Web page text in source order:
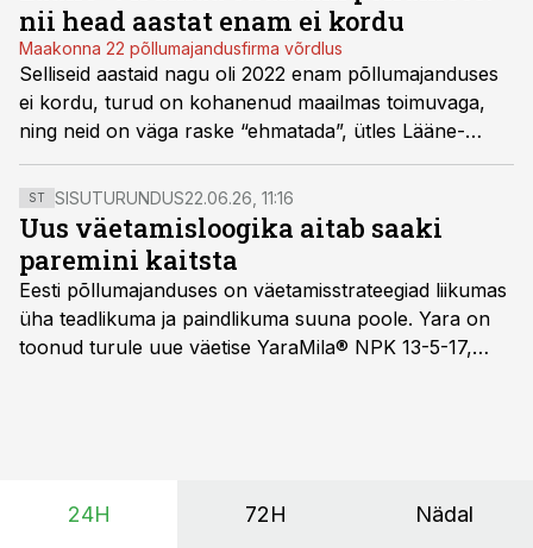
nii head aastat enam ei kordu
Maakonna 22 põllumajandusfirma võrdlus
Selliseid aastaid nagu oli 2022 enam põllumajanduses
ei kordu, turud on kohanenud maailmas toimuvaga,
ning neid on väga raske “ehmatada”, ütles Lääne-
Virumaa edukaima põllumajandusettevõtte juht Kalle
Margus.
ST SISUTURUNDUS22.06.26, 11:16
Uus väetamisloogika aitab saaki
paremini kaitsta
Eesti põllumajanduses on väetamisstrateegiad liikumas
üha teadlikuma ja paindlikuma suuna poole. Yara on
toonud turule uue väetise YaraMila® NPK 13-5-17,
24H 72H Nädal